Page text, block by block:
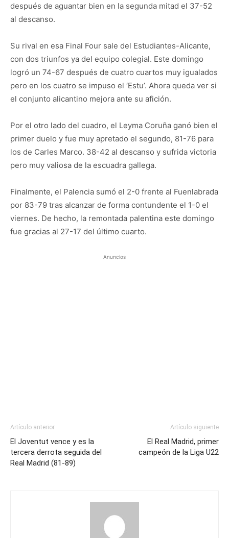
después de aguantar bien en la segunda mitad el 37-52
al descanso.
Su rival en esa Final Four sale del Estudiantes-Alicante,
con dos triunfos ya del equipo colegial. Este domingo
logró un 74-67 después de cuatro cuartos muy igualados
pero en los cuatro se impuso el ‘Estu’. Ahora queda ver si
el conjunto alicantino mejora ante su afición.
Por el otro lado del cuadro, el Leyma Coruña ganó bien el
primer duelo y fue muy apretado el segundo, 81-76 para
los de Carles Marco. 38-42 al descanso y sufrida victoria
pero muy valiosa de la escuadra gallega.
Finalmente, el Palencia sumó el 2-0 frente al Fuenlabrada
por 83-79 tras alcanzar de forma contundente el 1-0 el
viernes. De hecho, la remontada palentina este domingo
fue gracias al 27-17 del último cuarto.
Anuncios
Artículo anterior
El Joventut vence y es la
tercera derrota seguida del
Real Madrid (81-89)
Artículo siguiente
El Real Madrid, primer
campeón de la Liga U22